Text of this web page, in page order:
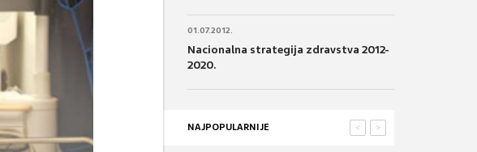
01.07.2012.
Nacionalna strategija zdravstva 2012-
2020.
NAJPOPULARNIJE >
<